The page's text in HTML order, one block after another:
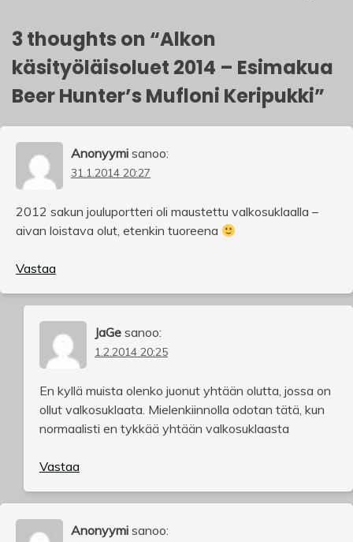
3 thoughts on “Alkon
käsityöläisoluet 2014 – Esimakua
Beer Hunter’s Mufloni Keripukki”
Anonyymi sanoo:
31.1.2014 20:27
2012 sakun jouluportteri oli maustettu valkosuklaalla –
aivan loistava olut, etenkin tuoreena
Vastaa
JaGe sanoo:
1.2.2014 20:25
En kyllä muista olenko juonut yhtään olutta, jossa on
ollut valkosuklaata. Mielenkiinnolla odotan tätä, kun
normaalisti en tykkää yhtään valkosuklaasta
Vastaa
Anonyymi sanoo: